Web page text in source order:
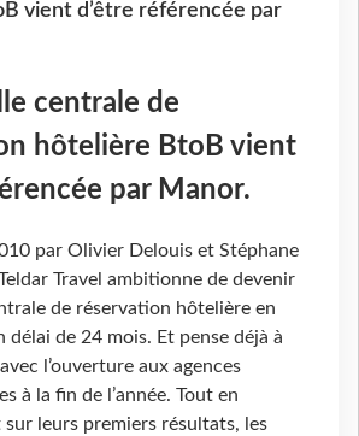
vient d’être référencée par
centrale de
hôtelière BtoB vient
par Manor.
par Olivier Delouis et Stéphane
Travel ambitionne de devenir
de réservation hôtelière en
délai de 24 mois. Et pense déjà à
l’ouverture aux agences
à la fin de l’année. Tout en
leurs premiers résultats, les